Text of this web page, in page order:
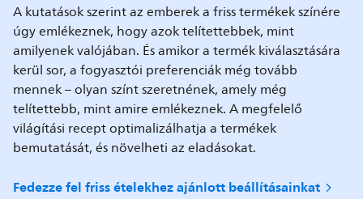
A kutatások szerint az emberek a friss termékek színére
úgy emlékeznek, hogy azok telítettebbek, mint
amilyenek valójában. És amikor a termék kiválasztására
kerül sor, a fogyasztói preferenciák még tovább
mennek – olyan színt szeretnének, amely még
telítettebb, mint amire emlékeznek. A megfelelő
világítási recept optimalizálhatja a termékek
bemutatását, és növelheti az eladásokat.
Fedezze fel friss ételekhez ajánlott beállításainkat